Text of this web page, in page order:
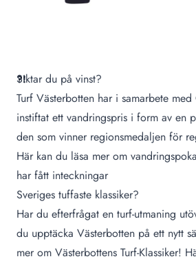
?!
Siktar du på vinst?
Turf Västerbotten har i samarbete med
instiftat ett vandringspris i form av en
den som vinner regionsmedaljen för
Här kan du läsa mer om
har fått inteckningar
Sveriges tuffaste klassiker?
Har du efterfrågat en turf-utmaning
du upptäcka Västerbotten på ett nytt
mer om Västerbottens Turf-Klassiker!